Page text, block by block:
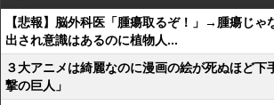
【悲報】脳外科医「腫瘍取るぞ！」→腫瘍じ
出され意識はあるのに植物人...
３大アニメは綺麗なのに漫画の絵が死ぬほど下
撃の巨人」